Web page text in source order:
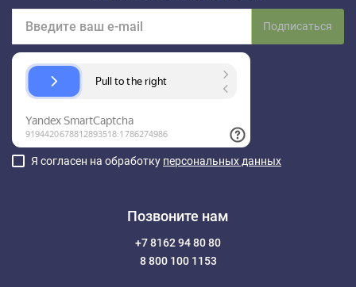
Подписаться
Я согласен на обработку персональных данных
Позвоните нам
+7 8162 94 80 80
8 800 100 1153